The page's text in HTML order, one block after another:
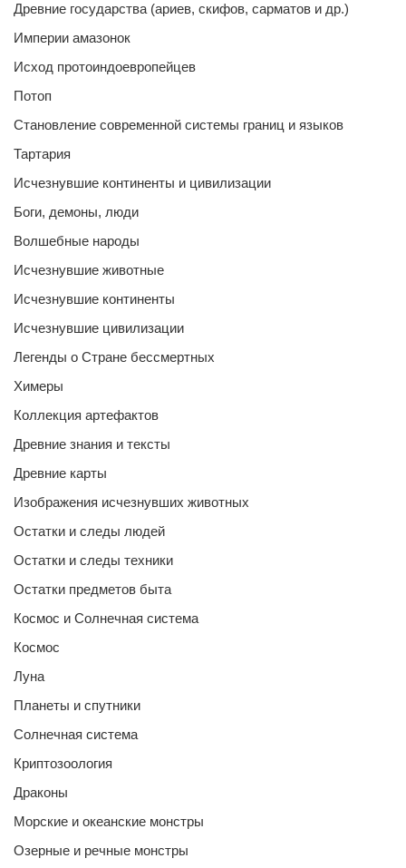
Древние государства (ариев, скифов, сарматов и др.)
Империи амазонок
Исход протоиндоевропейцев
Потоп
Становление современной системы границ и языков
Тартария
Исчезнувшие континенты и цивилизации
Боги, демоны, люди
Волшебные народы
Исчезнувшие животные
Исчезнувшие континенты
Исчезнувшие цивилизации
Легенды о Стране бессмертных
Химеры
Коллекция артефактов
Древние знания и тексты
Древние карты
Изображения исчезнувших животных
Остатки и следы людей
Остатки и следы техники
Остатки предметов быта
Космос и Солнечная система
Космос
Луна
Планеты и спутники
Солнечная система
Криптозоология
Драконы
Морские и океанские монстры
Озерные и речные монстры